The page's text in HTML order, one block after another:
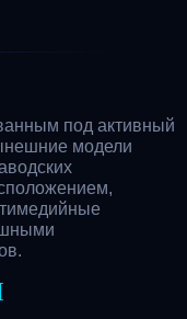
под активный
модели